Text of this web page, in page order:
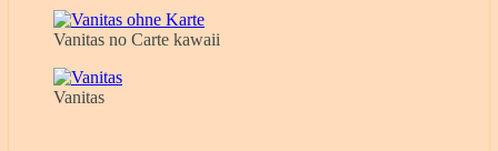
Vanitas no Carte kawaii
Vanitas